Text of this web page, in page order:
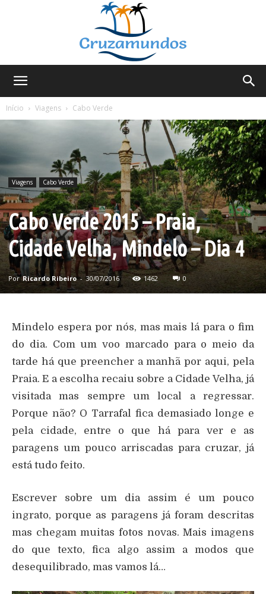
Início
Viagens Cabo Verde
Viagens Cabo Verde
Cabo Verde 2015 – Praia,
Cidade Velha, Mindelo – Dia 4
Por Ricardo Ribeiro - 30/07/2016 1462 0
Mindelo espera por nós, mas mais lá para o fim
do dia. Com um voo marcado para o meio da
tarde há que preencher a manhã por aqui, pela
Praia. E a escolha recaiu sobre a Cidade Velha, já
visitada mas sempre um local a regressar.
Porque não? O Tarrafal fica demasiado longe e
pela cidade, entre o que há para ver e as
paragens um pouco arriscadas para cruzar, já
está tudo feito.
Escrever sobre um dia assim é um pouco
ingrato, porque as paragens já foram descritas
mas chegam muitas fotos novas. Mais imagens
do que texto, fica algo assim a modos que
desequilibrado, mas vamos lá…